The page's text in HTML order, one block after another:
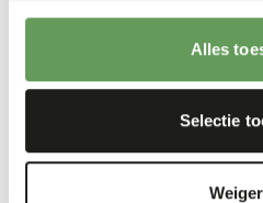
Alles
Selectie
Stimulate foraging
or hanging the feed.
feeding (read more
and foraging behaviour